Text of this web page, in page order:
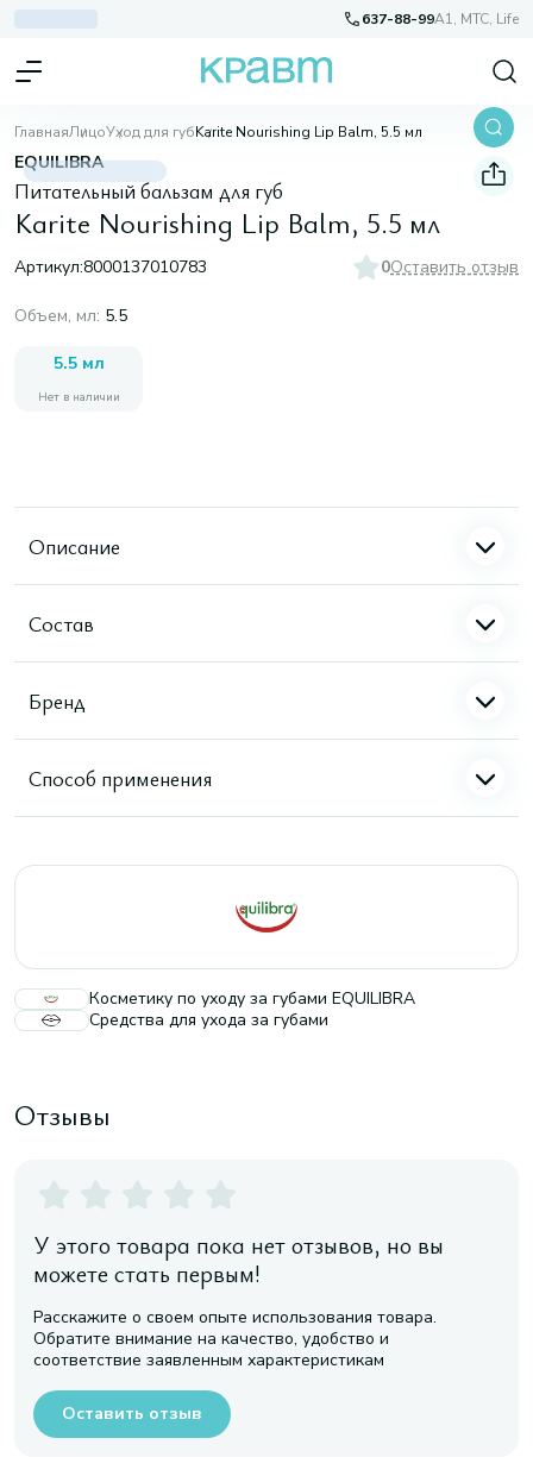
637-88-99A1, МТС, Life
ГлавнаяЛицоУход для губKarite Nourishing Lip Balm, 5.5 мл
EQUILIBRA
Питательный бальзам для губ
Karite Nourishing Lip Balm, 5.5 мл
Артикул:8000137010783 0Оставить отзыв
Объем, мл: 5.5
5.5 мл
Нет в наличии
Описание
Состав
Бренд
Способ применения
Косметику по уходу за губами EQUILIBRA
Средства для ухода за губами
Отзывы
У этого товара пока нет отзывов, но вы
можете стать первым!
Расскажите о своем опыте использования товара.
Обратите внимание на качество, удобство и
соответствие заявленным характеристикам
Оставить отзыв